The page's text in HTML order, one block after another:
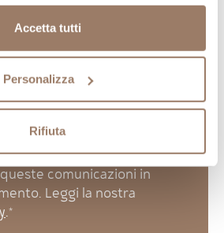
Accetta tutti
Personalizza
Rifiuta
esclusive
la newsletter di I
Puoi annullare
comunicazioni in
Leggi la nostra
.*